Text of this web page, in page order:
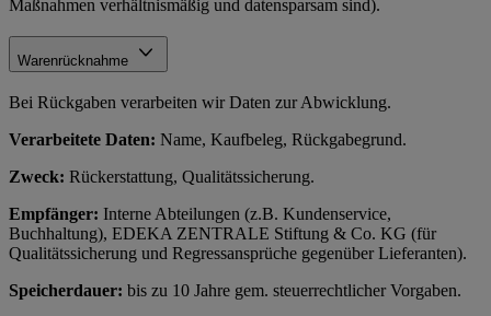
Maßnahmen verhältnismäßig und datensparsam sind).
Warenrücknahme
Bei Rückgaben verarbeiten wir Daten zur Abwicklung.
Verarbeitete Daten: Name, Kaufbeleg, Rückgabegrund.
Zweck: Rückerstattung, Qualitätssicherung.
Empfänger: Interne Abteilungen (z.B. Kundenservice,
Buchhaltung), EDEKA ZENTRALE Stiftung & Co. KG (für
Qualitätssicherung und Regressansprüche gegenüber Lieferanten).
Speicherdauer: bis zu 10 Jahre gem. steuerrechtlicher Vorgaben.